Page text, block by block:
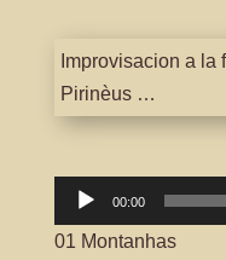
Improvisacion a la
Pirinèus …
Lector
àudio
00:00
01 Montanhas